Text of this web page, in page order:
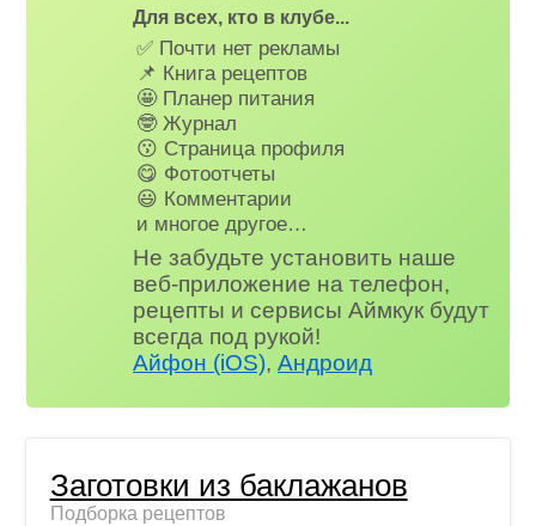
Для всех, кто в клубе...
✅ Почти нет рекламы
📌 Книга рецептов
🤩 Планер питания
🤓 Журнал
😗 Страница профиля
😋 Фотоотчеты
😃 Комментарии
и многое другое…
Не забудьте установить наше
веб-приложение на телефон,
рецепты и сервисы Аймкук будут
всегда под рукой!
Айфон (iOS),Андроид
Заготовки из баклажанов
Подборка рецептов